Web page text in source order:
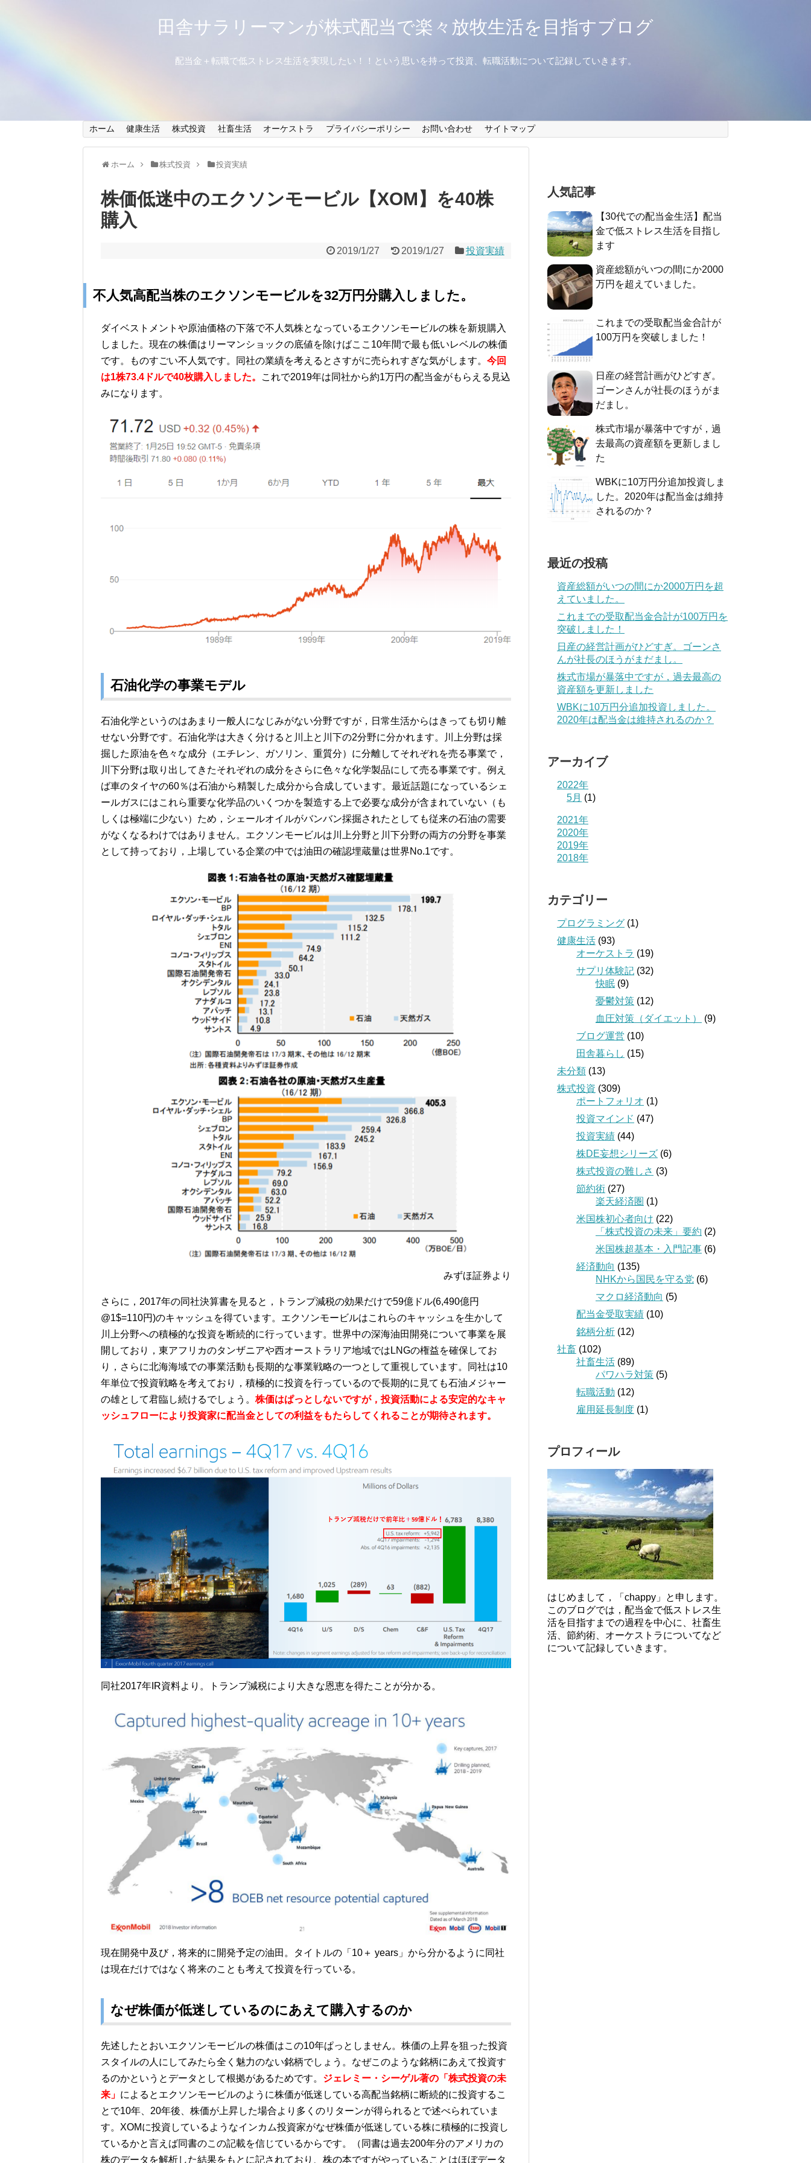
田舎サラリーマンが株式配当で楽々放牧生活を目指すブログ
配当金＋転職で低ストレス生活を実現したい！！という思いを持って投資、転職活動について記録していきます。
ホーム 健康生活 株式投資 社畜生活 オーケストラ プライバシーポリシー お問い合わせ サイトマップ
ホーム 株式投資 投資実績
株価低迷中のエクソンモービル【XOM】を40株
購入
2019/1/27 2019/1/27 投資実績
不人気高配当株のエクソンモービルを32万円分購入しました。
ダイベストメントや原油価格の下落で不人気株となっているエクソンモービルの株を新規購入
しました。現在の株価はリーマンショックの底値を除けばここ10年間で最も低いレベルの株価
です。ものすごい不人気です。同社の業績を考えるとさすがに売られすぎな気がします。 今回
は1株73.4ドルで40枚購入しました。
これで2019年は同社から約1万円の配当金がもらえる見込
みになります。
石油化学の事業モデル
石油化学というのはあまり一般人になじみがない分野ですが，日常生活からはきっても切り離
せない分野です。石油化学は大きく分けると川上と川下の2分野に分かれます。川上分野は採
掘した原油を色々な成分（エチレン、ガソリン、重質分）に分離してそれぞれを売る事業で，
川下分野は取り出してきたそれぞれの成分をさらに色々な化学製品にして売る事業です。例え
ば車のタイヤの60％は石油から精製した成分から合成しています。最近話題になっているシェ
ールガスにはこれら重要な化学品のいくつかを製造する上で必要な成分が含まれていない（も
しくは極端に少ない）ため，シェールオイルがバンバン採掘されたとしても従来の石油の需要
がなくなるわけではありません。エクソンモービルは川上分野と川下分野の両方の分野を事業
として持っており，上場している企業の中では油田の確認埋蔵量は世界No.1です。
みずほ証券より
さらに，2017年の同社決算書を見ると，トランプ減税の効果だけで59億ドル(6,490億円
@1$=110円)のキャッシュを得ています。エクソンモービルはこれらのキャッシュを生かして
川上分野への積極的な投資を断続的に行っています。世界中の深海油田開発について事業を展
開しており，東アフリカのタンザニアや西オーストラリア地域ではLNGの権益を確保してお
り，さらに北海海域での事業活動も長期的な事業戦略の一つとして重視しています。同社は10
年単位で投資戦略を考えており，積極的に投資を行っているので長期的に見ても石油メジャー
の雄として君臨し続けるでしょう。 株価はぱっとしないですが，投資活動による安定的なキャ
ッシュフローにより投資家に配当金としての利益をもたらしてくれることが期待されます。
同社2017年IR資料より。トランプ減税により大きな恩恵を得たことが分かる。
現在開発中及び，将来的に開発予定の油田。タイトルの「10＋ years」から分かるように同社
は現在だけではなく将来のことも考えて投資を行っている。
なぜ株価が低迷しているのにあえて購入するのか
先述したとおいエクソンモービルの株価はこの10年ぱっとしません。株価の上昇を狙った投資
スタイルの人にしてみたら全く魅力のない銘柄でしょう。なぜこのような銘柄にあえて投資す
るのかというとデータとして根拠があるためです。 ジェレミー・シーゲル著の「株式投資の未
来」 によるとエクソンモービルのように株価が低迷している高配当銘柄に断続的に投資するこ
とで10年、20年後、株価が上昇した場合より多くのリターンが得られるとで述べられていま
す。XOMに投資しているようなインカム投資家がなぜ株価が低迷している株に積極的に投資し
ているかと言えば同書のこの記載を信じているからです。（同書は過去200年分のアメリカの
株のデータを解析した結果をもとに記されており、株の本ですがやっていることはほぼデータ
人気記事
【30代での配当金生活】配当
金で低ストレス生活を目指し
ます
資産総額がいつの間にか2000
万円を超えていました。
これまでの受取配当金合計が
100万円を突破しました！
日産の経営計画がひどすぎ。
ゴーンさんが社長のほうがま
だまし。
株式市場が暴落中ですが，過
去最高の資産額を更新しまし
た
WBKに10万円分追加投資しま
した。2020年は配当金は維持
されるのか？
最近の投稿
資産総額がいつの間にか2000万円を超
えていました。
これまでの受取配当金合計が100万円を
突破しました！
日産の経営計画がひどすぎ。ゴーンさ
んが社長のほうがまだまし。
株式市場が暴落中ですが，過去最高の
資産額を更新しました
WBKに10万円分追加投資しました。
2020年は配当金は維持されるのか？
アーカイブ
2022年
5月 (1)
2021年
2020年
2019年
2018年
カテゴリー
プログラミング (1)
健康生活 (93)
オーケストラ (19)
サプリ体験記 (32)
快眠 (9)
憂鬱対策 (12)
血圧対策（ダイエット）
(9)
ブログ運営 (10)
田舎暮らし (15)
未分類 (13)
株式投資 (309)
ポートフォリオ (1)
投資マインド (47)
投資実績 (44)
株DE妄想シリーズ (6)
株式投資の難しさ (3)
節約術 (27)
楽天経済圏 (1)
米国株初心者向け (22)
「株式投資の未来」要約 (2)
米国株超基本・入門記事 (6)
経済動向 (135)
NHKから国民を守る党 (6)
マクロ経済動向 (5)
配当金受取実績 (10)
銘柄分析 (12)
社畜 (102)
社畜生活 (89)
パワハラ対策 (5)
転職活動 (12)
雇用延長制度 (1)
プロフィール
はじめまして，「chappy」と申します。
このブログでは，配当金で低ストレス生
活を目指すまでの過程を中心に、社畜生
活、節約術、オーケストラについてなど
について記録していきます。